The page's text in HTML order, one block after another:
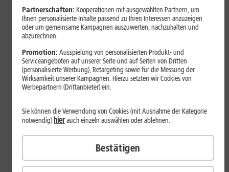
Fold8 setzt andere Schwerpunkte als sein Vorgänger. Wir
zeigen, was Samsung verändert hat, welche Neuerungen im
Alltag zählen und wo das Fold7 Vorteile behält.
Mehr erfahren
Partnerschaften: Kooperationen mit ausgewählten Partnern, um
Ihnen personalisierte Inhalte passend zu Ihren Interessen anzuzeigen
oder um gemeinsame Kampagnen auszuwerten, nachzuhalten und
abzurechnen.
Promotion: Ausspielung von personalisierten Produkt- und
Serviceangeboten auf unserer Seite und auf Seiten von Dritten
(personalisierte Werbung), Retargeting sowie für die Messung der
Wirksamkeit unserer Kampagnen. Hierzu setzten wir Cookies von
Werbepartnern (Drittanbieter) ein.
Sie können die Verwendung von Cookies (mit Ausnahme der Kategorie
notwendig) hierauch einzeln auswählen oder ablehnen.
Bestätigen